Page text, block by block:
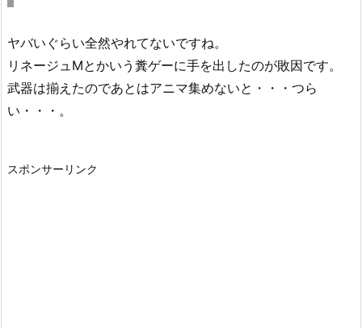
ヤバいぐらい全然やれてないですね。
リネージュMとかいう糞ゲーに手を出したのが敗因です。
武器は揃えたのであとはアニマ集めないと・・・つら
い・・・。
スポンサーリンク